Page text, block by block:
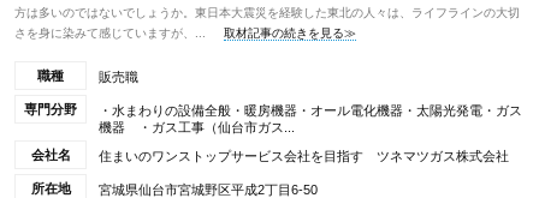
方は多いのではないでしょうか。東日本大震災を経験した東北の人々は、ライフラインの大切
さを身に染みて感じていますが、...
取材記事の続きを見る≫
職種 販売職
専門分野
・水まわりの設備全般・暖房機器・オール電化機器・太陽光発電・ガス
機器 ・ガス工事（仙台市ガス...
会社名
住まいのワンストップサービス会社を目指す ツネマツガス株式会社
所在地 宮城県仙台市宮城野区平成2丁目6-50